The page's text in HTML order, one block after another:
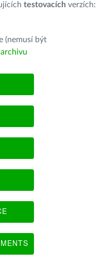
testovacích verzích:
(nemusí být